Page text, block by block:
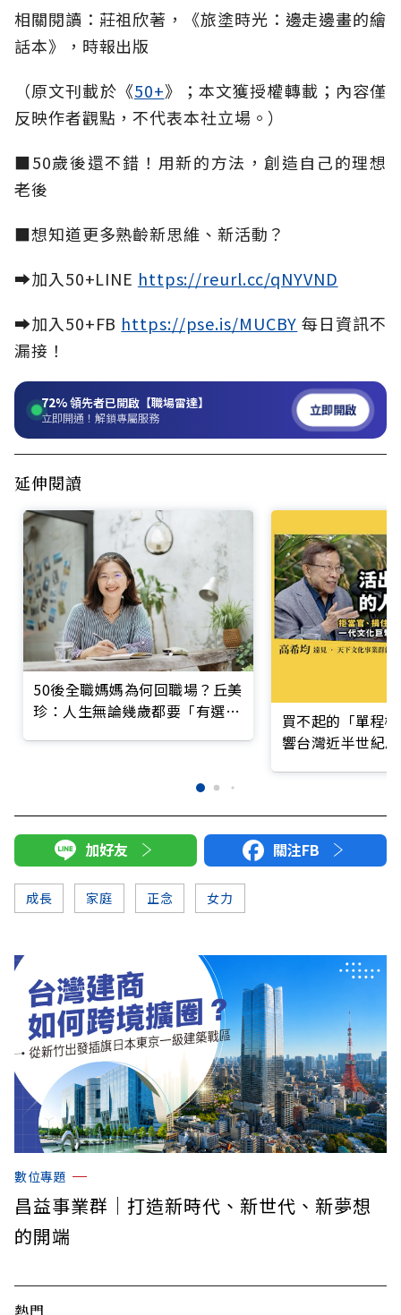
相關閱讀：莊祖欣著，《旅塗時光：邊走邊畫的繪
話本》，時報出版
（原文刊載於《50+》；本文獲授權轉載；內容僅
反映作者觀點，不代表本社立場。）
■50歲後還不錯！用新的方法，創造自己的理想
老後
■想知道更多熟齡新思維、新活動？
➡加入50+LINE https://reurl.cc/qNYVND
➡加入50+FB https://pse.is/MUCBY 每日資訊不
漏接！
72%領先者已開啟【職場雷達】
立即開通！解鎖專屬服務 立即開啟
延伸閱讀
50後全職媽媽為何回職場？丘美
珍：人生無論幾歲都要「有選
買不起的「單程
響台灣近半世紀
加好友 關注FB
成長 家庭 正念 女力
數位專題
昌益事業群｜打造新時代、新世代、新夢想
的開端